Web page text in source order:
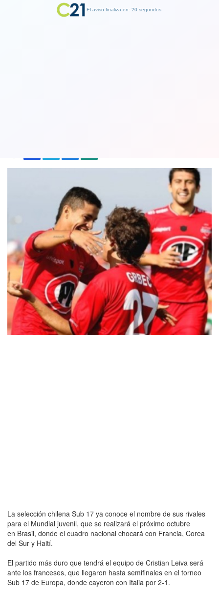
La selección chilena Sub 17 ya conoce el nombre de sus rivales
para el Mundial juvenil, que se realizará el próximo octubre
en Brasil, donde el cuadro nacional chocará con Francia, Corea
del Sur y Haití.
El partido más duro que tendrá el equipo de Cristian Leiva será
ante los franceses, que llegaron hasta semifinales en el torneo
Sub 17 de Europa, donde cayeron con Italia por 2-1.
El aviso finaliza en: 19 segundos.